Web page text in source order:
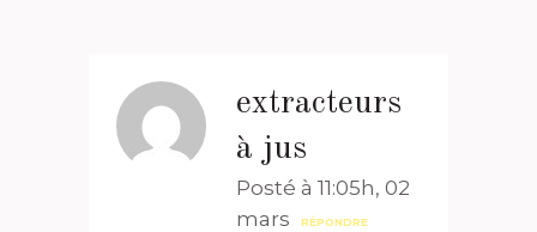
extracteurs
à jus
Posté à 11:05h, 02
mars
RÉPONDRE